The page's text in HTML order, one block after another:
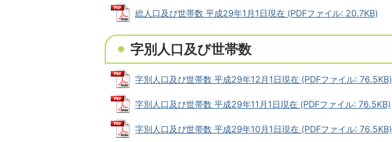
総人口及び世帯数 平成29年1月1日現在 (PDFファイル: 20.7KB)
字別人口及び世帯数
字別人口及び世帯数 平成29年12月1日現在 (PDFファイル: 76.5KB)
字別人口及び世帯数 平成29年11月1日現在 (PDFファイル: 76.5KB)
字別人口及び世帯数 平成29年10月1日現在 (PDFファイル: 76.5KB)